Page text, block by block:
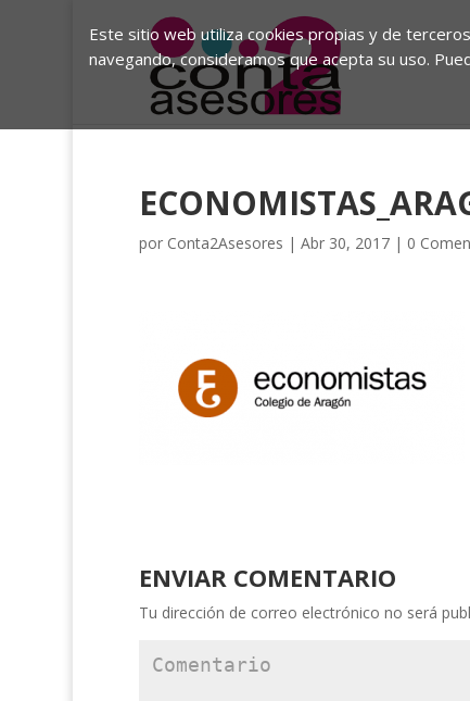
Este sitio web utiliza cookies propias y de
navegando, consideramos que acepta su uso.
por Conta2Asesores | Abr 30, 2017| 0
ENVIAR COMENTARIO
Tu dirección de correo electrónico no será